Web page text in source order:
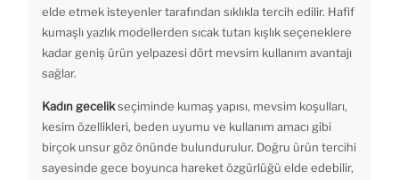
elde etmek isteyenler tarafından sıklıkla tercih edilir. Hafif
kumaşlı yazlık modellerden sıcak tutan kışlık seçeneklere
kadar geniş ürün yelpazesi dört mevsim kullanım avantajı
sağlar.
Kadın gecelikseçiminde kumaş yapısı, mevsim koşulları,
kesim özellikleri, beden uyumu ve kullanım amacı gibi
birçok unsur göz önünde bulundurulur. Doğru ürün tercihi
sayesinde gece boyunca hareket özgürlüğü elde edebilir,